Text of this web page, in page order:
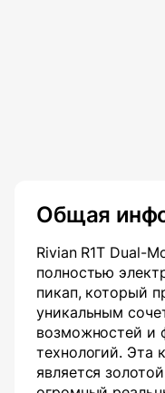
Общая
Rivian R1T Dual-
полностью
пикап, который
уникальным
возможностей и
технологий. Эта
является